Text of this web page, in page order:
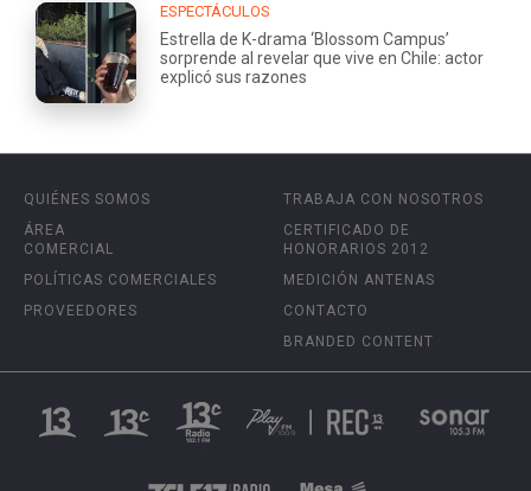
ESPECTÁCULOS
Estrella de K-drama ‘Blossom Campus’
sorprende al revelar que vive en Chile: actor
explicó sus razones
QUIÉNES SOMOS
ÁREA
COMERCIAL
POLÍTICAS COMERCIALES
PROVEEDORES
TRABAJA CON NOSOTROS
CERTIFICADO DE
HONORARIOS 2012
MEDICIÓN ANTENAS
CONTACTO
BRANDED CONTENT